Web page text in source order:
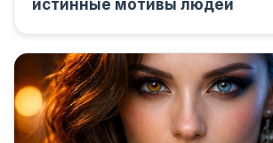
истинные мотивы людей